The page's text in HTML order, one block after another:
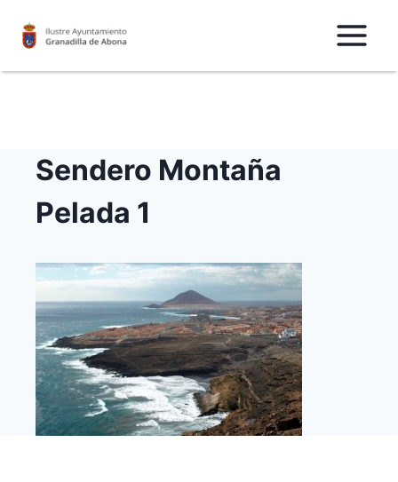
Sendero Montaña
Pelada 1